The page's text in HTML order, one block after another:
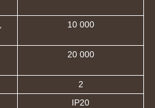
10 000
20 000
2
IP20